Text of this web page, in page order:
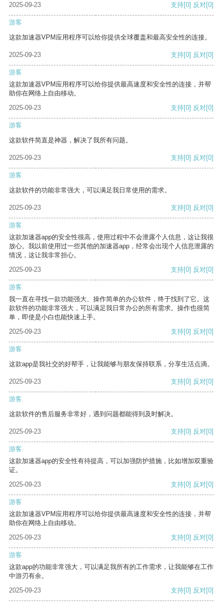
2025-09-23 支持[0] 反对[0]
游客
这款加速器VPM应用程序可以给你提供全球覆盖和最高安全性的连接。
2025-09-23 支持[0] 反对[0]
游客
这款加速器VPM应用程序可以给你提供最高速度和安全性的连接，并帮
助你在网络上自由移动。
2025-09-23
支持[0] 反对[0]
游客
这款软件简直是神器，解决了我所有问题。
2025-09-23 支持[0] 反对[0]
游客
这款软件的功能非常强大，可以满足我日常使用的需求。
2025-09-23 支持[0] 反对[0]
游客
这款加速器app的安全性很高，使用过程中不会泄露个人信息，这让我很
放心。我以前使用过一些其他的加速器app，经常会出现个人信息泄露的
情况，这让我非常担心。
2025-09-23
支持[0] 反对[0]
游客
我一直在寻找一款功能强大、操作简单的办公软件，终于找到了它。这
款软件的功能非常强大，可以满足我日常办公的所有需求。操作也很简
单，即使是小白也能快速上手。
2025-09-23
支持[0] 反对[0]
游客
这款app是我社交的好帮手，让我能够与朋友保持联系，分享生活点滴。
2025-09-23 支持[0] 反对[0]
游客
这款软件的售后服务非常好，遇到问题都能得到及时解决。
2025-09-23 支持[0] 反对[0]
游客
这款加速器app的安全性有待提高，可以加强防护措施，比如增加双重验
证。
2025-09-23
支持[0] 反对[0]
游客
这款加速器VPM应用程序可以给你提供最高速度和安全性的连接，并帮
助你在网络上自由移动。
2025-09-23
支持[0] 反对[0]
游客
这款app的功能非常强大，可以满足我所有的工作需求，让我能够在工作
中游刃有余。
2025-09-23
支持[0] 反对[0]